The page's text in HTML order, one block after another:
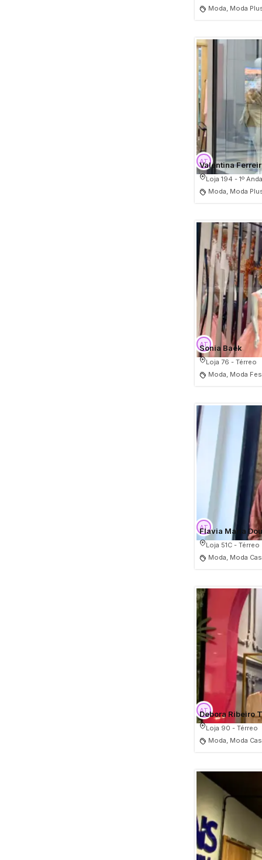
Moda, Moda
Valentina
Loja 194 - 1º
Moda, Moda
Sonia Baek
Loja 76 - Térreo
Moda, Moda
Flavia Maria
Loja 51C - Térreo
Moda, Moda
Debora Ribeiro
Loja 90 - Térreo
Moda, Moda